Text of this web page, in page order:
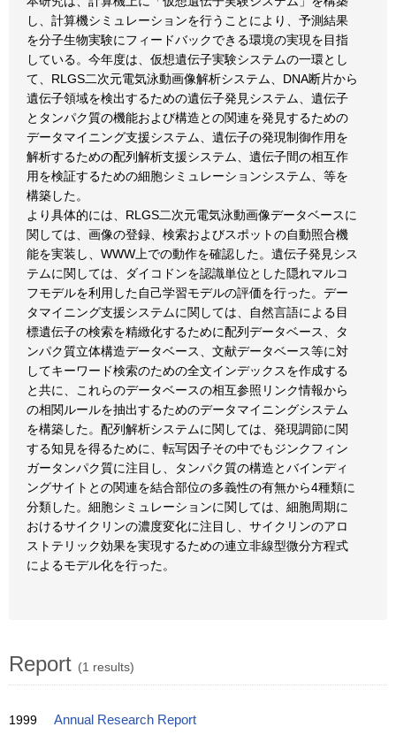
し、計算機シミュレーションを行うことにより、予測結果
を分子生物実験にフィードバックできる環境の実現を目指
している。今年度は、仮想遺伝子実験システムの一環とし
て、RLGS二次元電気泳動画像解析システム、DNA断片から
遺伝子領域を検出するための遺伝子発見システム、遺伝子
とタンパク質の機能および構造との関連を発見するための
データマイニング支援システム、遺伝子の発現制御作用を
解析するための配列解析支援システム、遺伝子間の相互作
用を検証するための細胞シミュレーションシステム、等を
構築した。
より具体的には、RLGS二次元電気泳動画像データベースに
関しては、画像の登録、検索およびスポットの自動照合機
能を実装し、WWW上での動作を確認した。遺伝子発見シス
テムに関しては、ダイコドンを認識単位とした隠れマルコ
フモデルを利用した自己学習モデルの評価を行った。デー
タマイニング支援システムに関しては、自然言語による目
標遺伝子の検索を精緻化するために配列データベース、タ
ンパク質立体構造データベース、文献データベース等に対
してキーワード検索のための全文インデックスを作成する
と共に、これらのデータベースの相互参照リンク情報から
の相関ルールを抽出するためのデータマイニングシステム
を構築した。配列解析システムに関しては、発現調節に関
する知見を得るために、転写因子その中でもジンクフィン
ガータンパク質に注目し、タンパク質の構造とバインディ
ングサイトとの関連を結合部位の多義性の有無から4種類に
分類した。細胞シミュレーションに関しては、細胞周期に
おけるサイクリンの濃度変化に注目し、サイクリンのアロ
ストテリック効果を実現するための連立非線型微分方程式
によるモデル化を行った。
Report (1 results)
1999 Annual Research Report